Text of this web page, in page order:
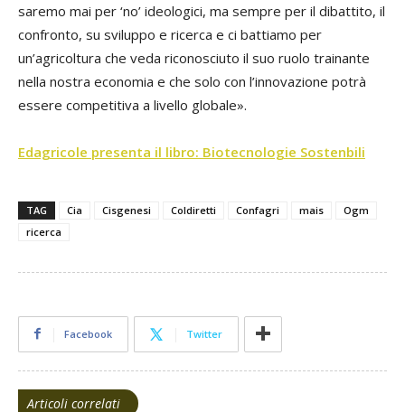
saremo mai per ‘no’ ideologici, ma sempre per il dibattito, il
confronto, su sviluppo e ricerca e ci battiamo per
un’agricoltura che veda riconosciuto il suo ruolo trainante
nella nostra economia e che solo con l’innovazione potrà
essere competitiva a livello globale».
Edagricole presenta il libro: Biotecnologie Sostenbili
TAG Cia Cisgenesi Coldiretti Confagri mais
Ogm
ricerca
Facebook Twitter
Articoli correlati